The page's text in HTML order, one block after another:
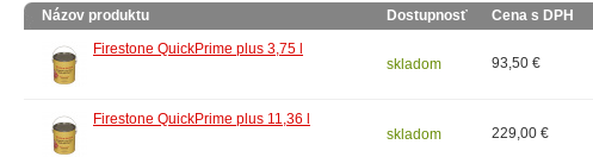
Názov produktu Dostupnosť Cena s DPH
Firestone QuickPrime plus 3,75 l
skladom
93,50 €
Firestone QuickPrime plus 11,36 l
skladom
229,00 €